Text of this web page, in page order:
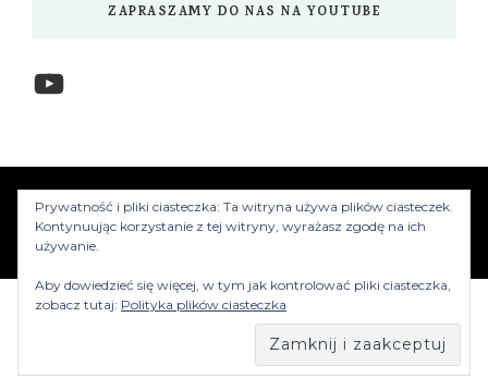
ZAPRASZAMY DO NAS NA YOUTUBE
YouTube
www.myzwiedzamy.pl Vilva | Stworzony przez
Blossom Themes.Silnik:WordPress
Prywatność i pliki ciasteczka: Ta witryna używa plików ciasteczek.
Kontynuując korzystanie z tej witryny, wyrażasz zgodę na ich
używanie.
Aby dowiedzieć się więcej, w tym jak kontrolować pliki ciasteczka,
zobacz tutaj: Polityka plików ciasteczka